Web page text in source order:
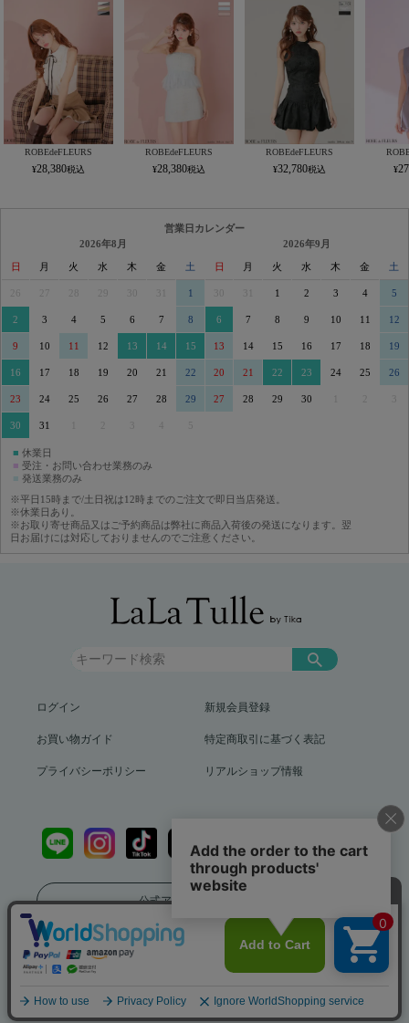
ROBEdeFLEURS
28,380
ROBEdeFLEURS
28,380
ROBEdeFLEURS
32,780
営業日カレンダー
2026年8月
日 月 火 水 木 金 土
1
2 3 4 5 6 7 8
9 10 11 12 13 14 15
16 17 18 19 20 21 22
23 24 25 26 27 28 29
30 31 5
2026年9月
日 月 火 水 木 金 土
1 2 3 4 5
6 7 8 9 10 11 12
13 14 15 16 17 18 19
20 21 22 23 24 25 26
27 28 29 30
■ 休業日
■ 受注・お問い合わせ業務のみ
■ 発送業務のみ
※平日15時まで/土日祝は12時までのご注文で即日当店発送。
※休業日あり。
※お取り寄せ商品又はご予約商品は弊社に商品入荷後の発送になります。翌
日お届けには対応しておりませんのでご注意ください。
ログイン 新規会員登録
お買い物ガイド 特定商取引に基づく表記
プライバシーポリシー リアルショップ情報
公式アプリをダウンロード
送料799円（沖縄、離島を除く）12,000円以上で送料無料